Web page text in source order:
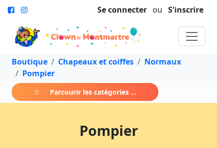
Se connecter ou S'inscrire
Boutique Chapeaux et coiffes
Normaux
Pompier
Parcourir les catégories ...
Pompier